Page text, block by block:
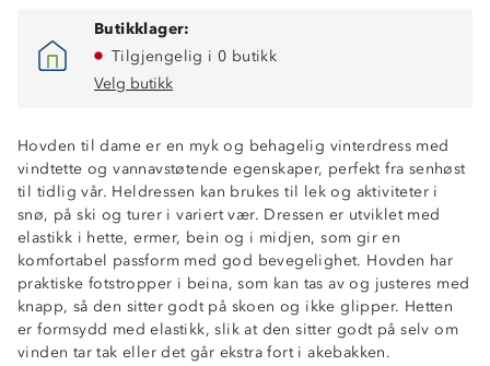
Butikklager:
Tilgjengelig i 0 butikk
Velg butikk
Hovden til dame er en myk og behagelig vinterdress med
vindtette og vannavstøtende egenskaper, perfekt fra senhøst
til tidlig vår. Heldressen kan brukes til lek og aktiviteter i
snø, på ski og turer i variert vær. Dressen er utviklet med
elastikk i hette, ermer, bein og i midjen, som gir en
komfortabel passform med god bevegelighet. Hovden har
praktiske fotstropper i beina, som kan tas av og justeres med
knapp, så den sitter godt på skoen og ikke glipper. Hetten
er formsydd med elastikk, slik at den sitter godt på selv om
vinden tar tak eller det går ekstra fort i akebakken.
Isolerende
Vannavstøtende (5 000 mm vannsøyle)
Fukttransporterende (3 000 mm g/m2/24t)
Utvendig lomme med glidelås
Elastikk i midje, ermer og bein
Fastmontert hette med elastikk
Utvendig brystlomme med glidelås